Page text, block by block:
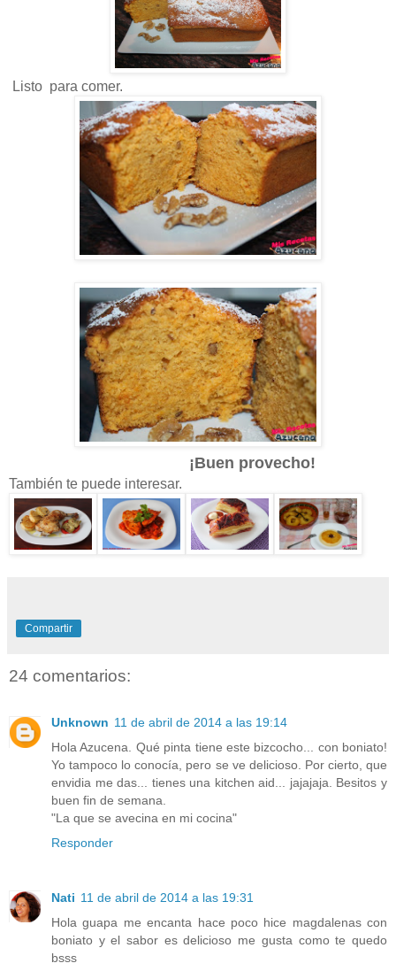
Listo para comer.
¡Buen provecho!
También te puede interesar.
Compartir
24 comentarios:
Unknown 11 de abril de 2014 a las 19:14
Hola Azucena. Qué pinta tiene este bizcocho... con boniato!
Yo tampoco lo conocía, pero se ve delicioso. Por cierto, que
envidia me das... tienes una kitchen aid... jajajaja. Besitos y
buen fin de semana.
"La que se avecina en mi cocina"
Responder
Nati 11 de abril de 2014 a las 19:31
Hola guapa me encanta hace poco hice magdalenas con
boniato y el sabor es delicioso me gusta como te quedo
bsss